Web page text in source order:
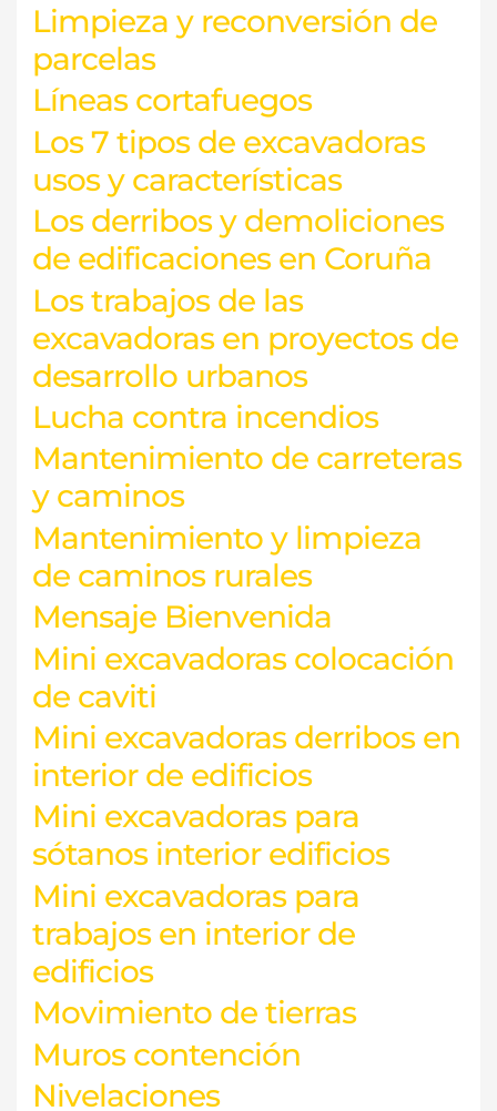
Limpieza y reconversión de
parcelas
Líneas cortafuegos
Los 7 tipos de excavadoras
usos y características
Los derribos y demoliciones
de edificaciones en Coruña
Los trabajos de las
excavadoras en proyectos de
desarrollo urbanos
Lucha contra incendios
Mantenimiento de carreteras
y caminos
Mantenimiento y limpieza
de caminos rurales
Mensaje Bienvenida
Mini excavadoras colocación
de caviti
Mini excavadoras derribos en
interior de edificios
Mini excavadoras para
sótanos interior edificios
Mini excavadoras para
trabajos en interior de
edificios
Movimiento de tierras
Muros contención
Nivelaciones